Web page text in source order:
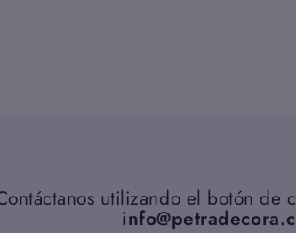
utilizando el botón de